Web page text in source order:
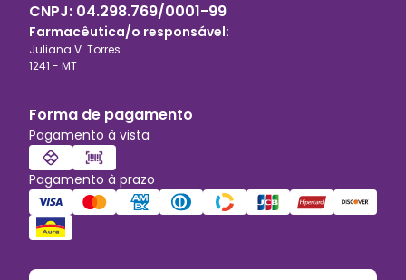
CNPJ: 04.298.769/0001-99
Farmacêutica/o responsável:
Juliana V. Torres
1241 - MT
Forma de pagamento
Pagamento à vista
Pagamento à prazo